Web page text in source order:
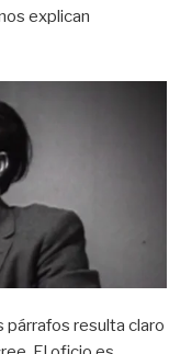
explican
párrafos resulta claro